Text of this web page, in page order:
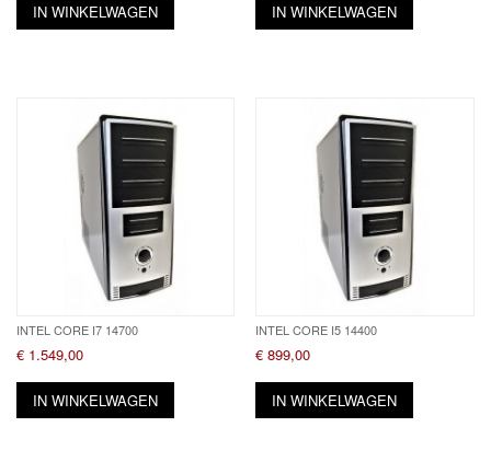
IN WINKELWAGEN IN WINKELWAGEN
INTEL CORE I7 14700
€ 1.549,00
IN WINKELWAGEN
INTEL CORE I5 14400
€ 899,00
IN WINKELWAGEN